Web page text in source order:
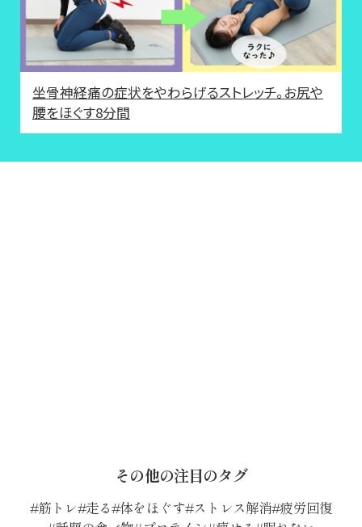
坐骨神経痛の症状をやわらげるストレッチ。お尻や
腰をほぐす8分間
その他の注目のタグ
筋トレ 走る 体をほぐす ストレス解消 疲労回復